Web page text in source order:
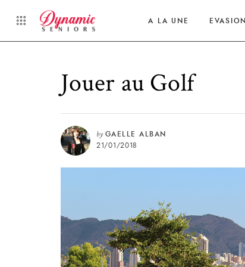
A LA UNE EVASION
Jouer au Golf
by GAELLE ALBAN
21/01/2018